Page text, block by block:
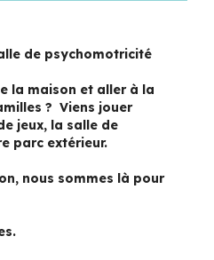
de psychomotricité
la maison et aller à la
? Viens jouer
jeux, la salle de
parc extérieur.
nous sommes là pour